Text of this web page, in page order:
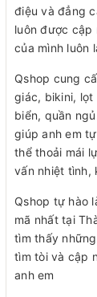
điệu và đẳng
luôn được cập
của mình luôn
Qshop cung
giác, bikini, lọt
biển, quần
giúp anh em
thể thoải mái
vấn nhiệt tình,
Qshop tự hào
mã nhất tại
tìm thấy
tìm tòi và cập
anh em